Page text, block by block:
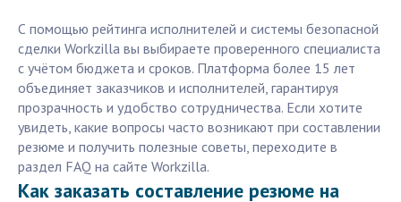
С помощью рейтинга исполнителей и системы безопасной
сделки Workzilla вы выбираете проверенного специалиста
с учётом бюджета и сроков. Платформа более 15 лет
объединяет заказчиков и исполнителей, гарантируя
прозрачность и удобство сотрудничества. Если хотите
увидеть, какие вопросы часто возникают при составлении
резюме и получить полезные советы, переходите в
раздел FAQ на сайте Workzilla.
Как заказать составление резюме на